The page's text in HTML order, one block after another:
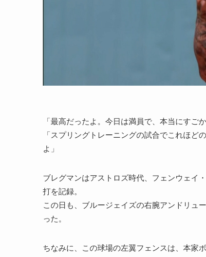
「最高だったよ。今日は満員で、本当にすご
「スプリングトレーニングの試合でこれほど
よ」
ブレグマンはアストロズ時代、フェンウェイ
打を記録。
この日も、ブルージェイズの右腕アンドリュ
った。
ちなみに、この球場の左翼フェンスは、本家